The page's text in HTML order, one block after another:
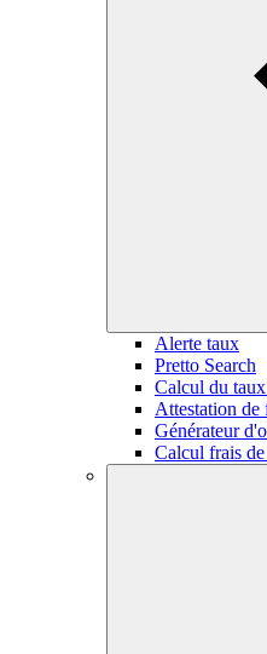
Alerte taux
Pretto Search
Calcul du
Attestation de
Générateur
Calcul frais